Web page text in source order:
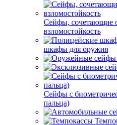
Сейфы, сочетающие
взломостойкость
шкафы для оружия
Сейфы с
пальца)